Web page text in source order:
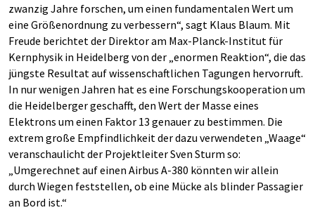
zwanzig Jahre forschen, um einen fundamentalen Wert um
eine Größenordnung zu verbessern“, sagt Klaus Blaum. Mit
Freude berichtet der Direktor am Max-Planck-Institut für
Kernphysik in Heidelberg von der „enormen Reaktion“, die das
jüngste Resultat auf wissenschaftlichen Tagungen hervorruft.
In nur wenigen Jahren hat es eine Forschungskooperation um
die Heidelberger geschafft, den Wert der Masse eines
Elektrons um einen Faktor 13 genauer zu bestimmen. Die
extrem große Empfindlichkeit der dazu verwendeten „Waage“
veranschaulicht der Projektleiter Sven Sturm so:
„Umgerechnet auf einen Airbus A-380 könnten wir allein
durch Wiegen feststellen, ob eine Mücke als blinder Passagier
an Bord ist.“